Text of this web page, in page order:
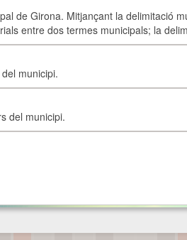
de Girona. Mitjançant la delimitació
entre dos termes municipals; la
municipi.
del municipi.